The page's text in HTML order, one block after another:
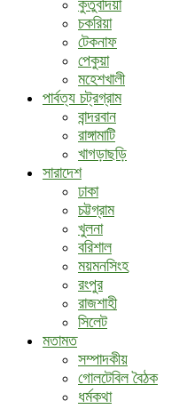
কুতুবদিয়া
চকরিয়া
টেকনাফ
পেকুয়া
মহেশখালী
পার্বত্য চট্রগ্রাম
বান্দরবান
রাঙ্গামাটি
খাগড়াছড়ি
সারাদেশ
ঢাকা
চট্টগ্রাম
খুলনা
বরিশাল
ময়মনসিংহ
রংপুর
রাজশাহী
সিলেট
মতামত
সম্পাদকীয়
গোলটেবিল বৈঠক
ধর্মকথা